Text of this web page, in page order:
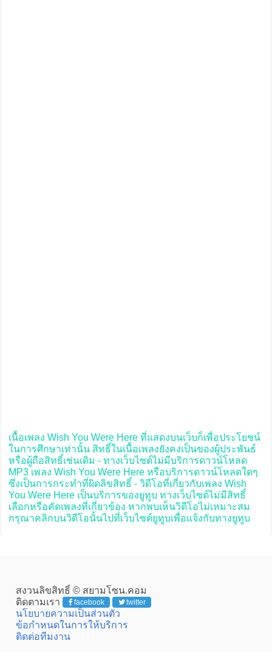
เนื้อเพลง Wish You Were Here ที่แสดงบนเว็บก็เพื่อประโยชน์
ในการศึกษาเท่านั้น สิทธิ์ในเนื้อเพลงยังคงเป็นของผู้ประพันธ์
หรือผู้ถือสิทธิ์เช่นเดิม - ทางเว็บไซต์ไม่มีบริการดาวน์โหลด
MP3 เพลง Wish You Were Here หรือบริการดาวน์โหลดใดๆ
ซึ่งเป็นการกระทำที่ผิดลิขสิทธิ์ - วิดีโอที่เกี่ยวกับเพลง Wish
You Were Here เป็นบริการของยูทูบ ทางเว็บไซต์ไม่มีสิทธิ์
เลือกหรือคัดเพลงที่เกี่ยวข้อง หากพบเห็นวิดีโอไม่เหมาะสม
กรุณาคลิกบนวิดีโอนั้นไปที่เว็บไซต์ยูทูบเพื่อแจ้งกับทางยูทูบ
สงวนลิขสิทธิ์ © สยามโซน.คอม
ติดตามเรา
facebook twitter
นโยบายความเป็นส่วนตัว
ข้อกำหนดในการให้บริการ
ติดต่อทีมงาน